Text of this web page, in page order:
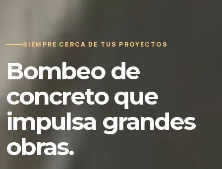
SIEMPRE CERCA DE TUS PROYECTOS
Bombeo de
concreto que
impulsa grandes
obras.